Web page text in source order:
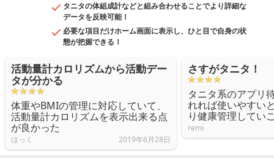
タニタの体組成計などと組み合わせることでより詳細な
データを反映可能！
必要な項目だけホーム画面に表示し、ひと目で自身の状
態が把握できる！
活動量計カロリズムから活動デー
タが分かる
体重やBMIの管理に対応していて、
活動量計カロリズムを表示出来る点
が良かった
ほっく 2019年6月28日
さすがタニタ！
タニタ系のアプリ
れれば使いやすい
り健康管理してい
remi